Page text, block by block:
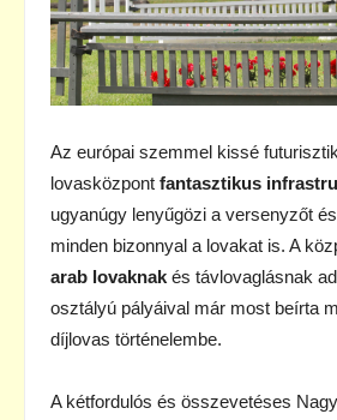
Az európai szemmel kissé
lovasközpont fantasztikus
ugyanúgy lenyűgözi a versenyzőt
minden bizonnyal a lovakat is. A
arab lovaknak és távlovaglásnak
osztályú pályáival már most beírta
díjlovas történelembe.
A kétfordulós és összevetéses